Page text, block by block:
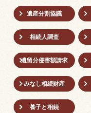
遺産分割協議
相続人調査
遺留分侵害額請求
みなし相続財産
養子と相続